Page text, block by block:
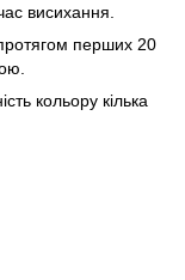
висихання.
перших 20
кольору кілька